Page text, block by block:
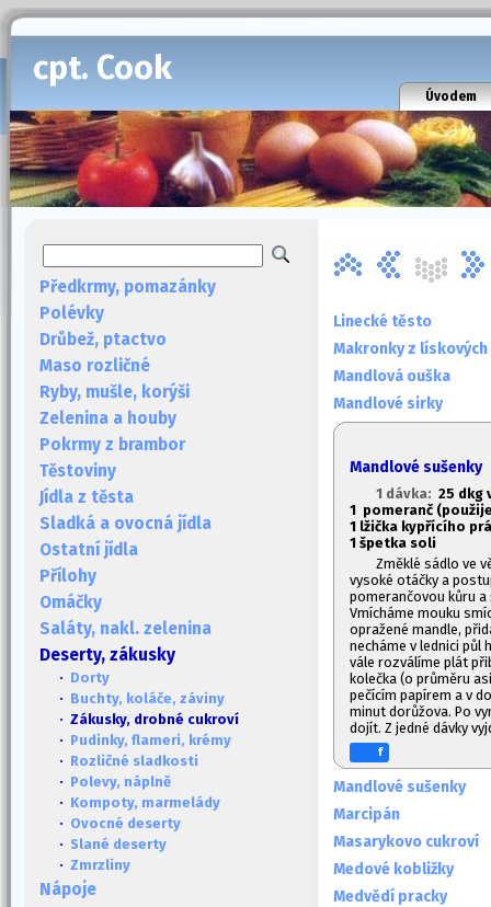
cpt. Cook
Úvodem
Předkrmy, pomazánky
Polévky
Drůbež, ptactvo
Maso rozličné
Ryby, mušle, korýši
Zelenina a houby
Pokrmy z brambor
Těstoviny
Jídla z těsta
Sladká a ovocná jídla
Ostatní jídla
Přílohy
Omáčky
Saláty, nakl. zelenina
Deserty, zákusky
· Dorty
· Buchty, koláče, záviny
· Zákusky, drobné cukroví
· Pudinky, flameri, krémy
· Rozličné sladkosti
· Polevy, náplně
· Kompoty, marmelády
· Ovocné deserty
· Slané deserty
· Zmrzliny
Nápoje
Linecké těsto
Makronky z
Mandlová ouška
Mandlové sirky
Mandlové sušenky
1 dávka: 25 dkg
1 pomeranč
1 lžička kypřícího
1 špetka soli
Změklé sádlo ve
vysoké otáčky a
pomerančovou kůru a
Vmícháme mouku
opražené mandle,
necháme v lednici půl
vále rozválíme plát
kolečka (o průměru
pečícím papírem a v
minut dorůžova. Po
dojít. Z jedné dávky
f
Mandlové sušenky
Marcipán
Masarykovo cukroví
Medové kobližky
Medvědí pracky